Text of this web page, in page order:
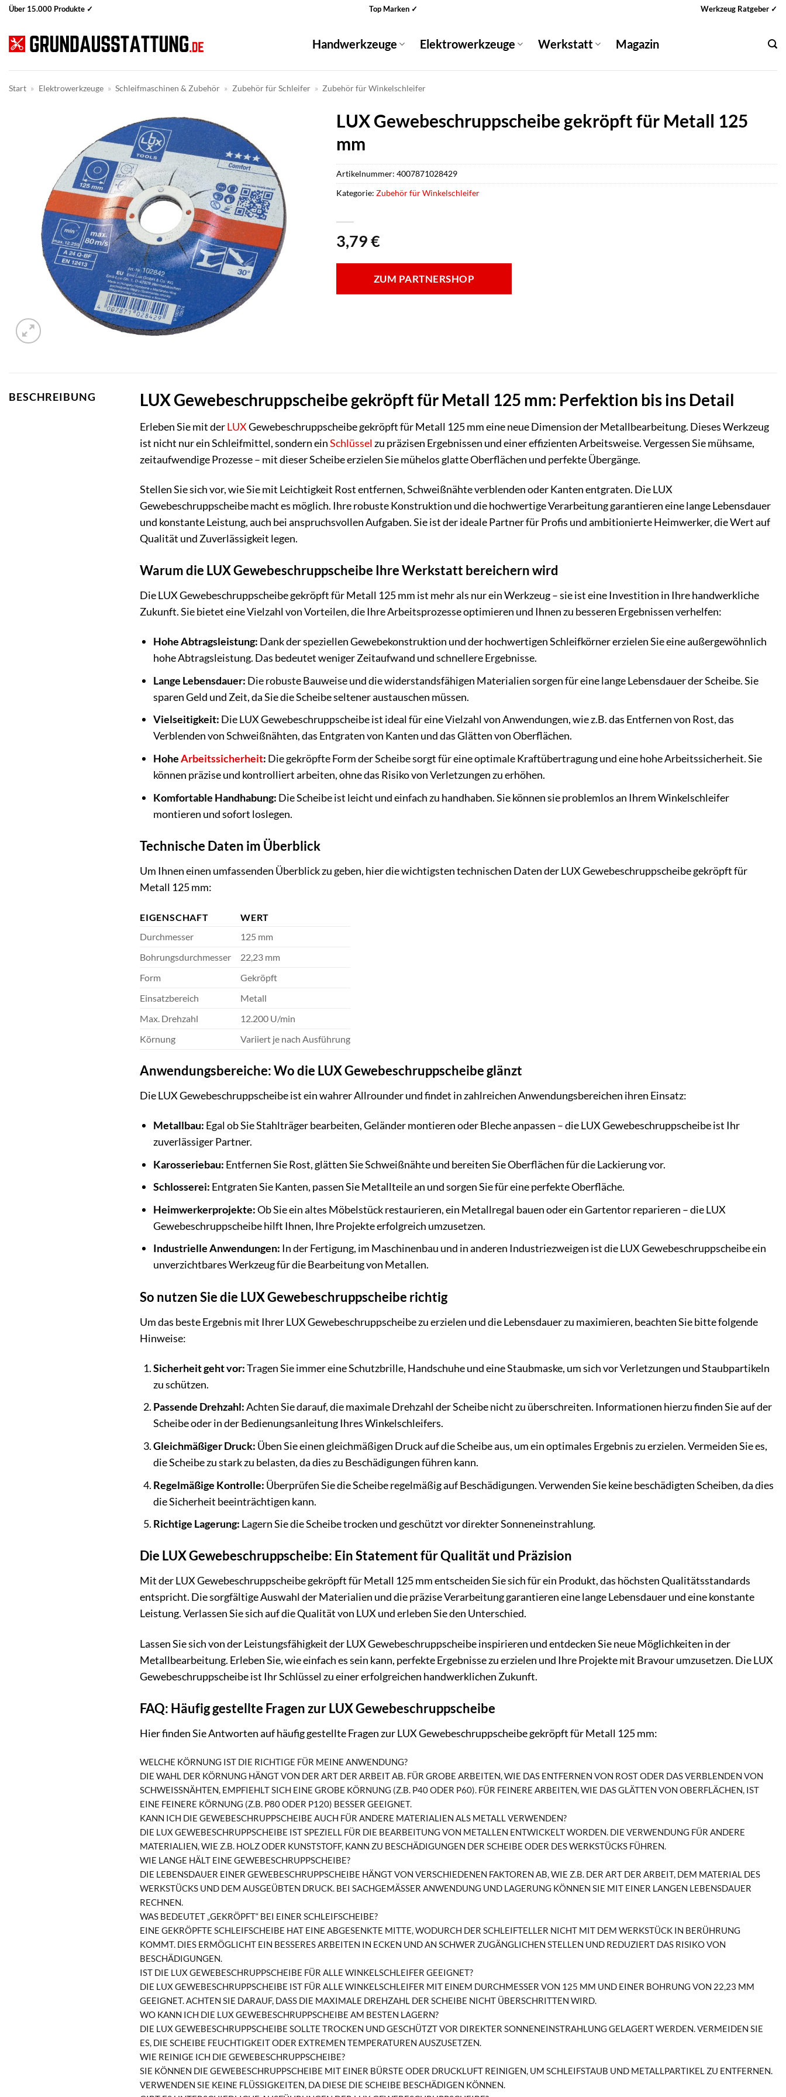
Zum
springen
Über 15.000 Produkte ✓ Top Marken ✓ Werkzeug Ratgeber ✓
Handwerkzeuge Elektrowerkzeuge Werkstatt Magazin
Start » Elektrowerkzeuge » Schleifmaschinen & Zubehör » Zubehör für Schleifer » Zubehör für Winkelschleifer
LUX Gewebeschruppscheibe gekröpft für Metall 125
mm
3,79€
ZUM PARTNERSHOP
Artikelnummer: 4007871028429
Kategorie: Zubehör für Winkelschleifer
BESCHREIBUNG LUX Gewebeschruppscheibe gekröpft für Metall 125 mm: Perfektion bis ins Detail
Erleben Sie mit derLUXGewebeschruppscheibe gekröpft für Metall 125 mm eine neue Dimension der Metallbearbeitung. Dieses Werkzeug
ist nicht nur ein Schleifmittel, sondern einSchlüsselzu präzisen Ergebnissen und einer effizienten Arbeitsweise. Vergessen Sie mühsame,
zeitaufwendige Prozesse – mit dieser Scheibe erzielen Sie mühelos glatte Oberflächen und perfekte Übergänge.
Stellen Sie sich vor, wie Sie mit Leichtigkeit Rost entfernen, Schweißnähte verblenden oder Kanten entgraten. Die LUX
Gewebeschruppscheibe macht es möglich. Ihre robuste Konstruktion und die hochwertige Verarbeitung garantieren eine lange Lebensdauer
und konstante Leistung, auch bei anspruchsvollen Aufgaben. Sie ist der ideale Partner für Profis und ambitionierte Heimwerker, die Wert auf
Qualität und Zuverlässigkeit legen.
Warum die LUX Gewebeschruppscheibe Ihre Werkstatt bereichern wird
Die LUX Gewebeschruppscheibe gekröpft für Metall 125 mm ist mehr als nur ein Werkzeug – sie ist eine Investition in Ihre handwerkliche
Zukunft. Sie bietet eine Vielzahl von Vorteilen, die Ihre Arbeitsprozesse optimieren und Ihnen zu besseren Ergebnissen verhelfen:
Hohe Abtragsleistung: Dank der speziellen Gewebekonstruktion und der hochwertigen Schleifkörner erzielen Sie eine außergewöhnlich
hohe Abtragsleistung. Das bedeutet weniger Zeitaufwand und schnellere Ergebnisse.
Lange Lebensdauer: Die robuste Bauweise und die widerstandsfähigen Materialien sorgen für eine lange Lebensdauer der Scheibe. Sie
sparen Geld und Zeit, da Sie die Scheibe seltener austauschen müssen.
Vielseitigkeit: Die LUX Gewebeschruppscheibe ist ideal für eine Vielzahl von Anwendungen, wie z.B. das Entfernen von Rost, das
Verblenden von Schweißnähten, das Entgraten von Kanten und das Glätten von Oberflächen.
HoheArbeitssicherheit: Die gekröpfte Form der Scheibe sorgt für eine optimale Kraftübertragung und eine hohe Arbeitssicherheit. Sie
können präzise und kontrolliert arbeiten, ohne das Risiko von Verletzungen zu erhöhen.
Komfortable Handhabung: Die Scheibe ist leicht und einfach zu handhaben. Sie können sie problemlos an Ihrem Winkelschleifer
montieren und sofort loslegen.
Technische Daten im Überblick
Um Ihnen einen umfassenden Überblick zu geben, hier die wichtigsten technischen Daten der LUX Gewebeschruppscheibe gekröpft für
Metall 125 mm:
EIGENSCHAFT
WERT
Durchmesser
125 mm
Bohrungsdurchmesser
22,23 mm
Form
Gekröpft
Einsatzbereich
Metall
Max. Drehzahl
12.200 U/min
Körnung
Variiert je nach Ausführung
Anwendungsbereiche: Wo die LUX Gewebeschruppscheibe glänzt
Die LUX Gewebeschruppscheibe ist ein wahrer Allrounder und findet in zahlreichen Anwendungsbereichen ihren Einsatz:
Metallbau: Egal ob Sie Stahlträger bearbeiten, Geländer montieren oder Bleche anpassen – die LUX Gewebeschruppscheibe ist Ihr
zuverlässiger Partner.
Karosseriebau: Entfernen Sie Rost, glätten Sie Schweißnähte und bereiten Sie Oberflächen für die Lackierung vor.
Schlosserei: Entgraten Sie Kanten, passen Sie Metallteile an und sorgen Sie für eine perfekte Oberfläche.
Heimwerkerprojekte:Ob Sie ein altes Möbelstück restaurieren, ein Metallregal bauen oder ein Gartentor reparieren – die LUX
Gewebeschruppscheibe hilft Ihnen, Ihre Projekte erfolgreich umzusetzen.
Industrielle Anwendungen: In der Fertigung, im Maschinenbau und in anderen Industriezweigen ist die LUX Gewebeschruppscheibe ein
unverzichtbares Werkzeug für die Bearbeitung von Metallen.
So nutzen Sie die LUX Gewebeschruppscheibe richtig
Um das beste Ergebnis mit Ihrer LUX Gewebeschruppscheibe zu erzielen und die Lebensdauer zu maximieren, beachten Sie bitte folgende
Hinweise:
Sicherheit geht vor:Tragen Sie immer eine Schutzbrille, Handschuhe und eine Staubmaske, um sich vor Verletzungen und Staubpartikeln
zu schützen.
Passende Drehzahl:Achten Sie darauf, die maximale Drehzahl der Scheibe nicht zu überschreiten. Informationen hierzu finden Sie auf der
Scheibe oder in der Bedienungsanleitung Ihres Winkelschleifers.
Gleichmäßiger Druck: Üben Sie einen gleichmäßigen Druck auf die Scheibe aus, um ein optimales Ergebnis zu erzielen. Vermeiden Sie es,
die Scheibe zu stark zu belasten, da dies zu Beschädigungen führen kann.
Regelmäßige Kontrolle: Überprüfen Sie die Scheibe regelmäßig auf Beschädigungen. Verwenden Sie keine beschädigten Scheiben, da dies
die Sicherheit beeinträchtigen kann.
Richtige Lagerung: Lagern Sie die Scheibe trocken und geschützt vor direkter Sonneneinstrahlung.
Die LUX Gewebeschruppscheibe: Ein Statement für Qualität und Präzision
Mit der LUX Gewebeschruppscheibe gekröpft für Metall 125 mm entscheiden Sie sich für ein Produkt, das höchsten Qualitätsstandards
entspricht. Die sorgfältige Auswahl der Materialien und die präzise Verarbeitung garantieren eine lange Lebensdauer und eine konstante
Leistung. Verlassen Sie sich auf die Qualität von LUX und erleben Sie den Unterschied.
Lassen Sie sich von der Leistungsfähigkeit der LUX Gewebeschruppscheibe inspirieren und entdecken Sie neue Möglichkeiten in der
Metallbearbeitung. Erleben Sie, wie einfach es sein kann, perfekte Ergebnisse zu erzielen und Ihre Projekte mit Bravour umzusetzen. Die LUX
Gewebeschruppscheibe ist Ihr Schlüssel zu einer erfolgreichen handwerklichen Zukunft.
FAQ: Häufig gestellte Fragen zur LUX Gewebeschruppscheibe
Hier finden Sie Antworten auf häufig gestellte Fragen zur LUX Gewebeschruppscheibe gekröpft für Metall 125 mm:
WELCHE KÖRNUNG IST DIE RICHTIGE FÜR MEINE ANWENDUNG?
DIE WAHL DER KÖRNUNG HÄNGT VON DER ART DER ARBEIT AB. FÜR GROBE ARBEITEN, WIE DAS ENTFERNEN VON ROST ODER DAS VERBLENDEN VON
SCHWEISSNÄHTEN, EMPFIEHLT SICH EINE GROBE KÖRNUNG (Z.B. P40 ODER P60). FÜR FEINERE ARBEITEN, WIE DAS GLÄTTEN VON OBERFLÄCHEN, IST E
INE FEINERE KÖRNUNG (Z.B. P80 ODER P120) BESSER GEEIGNET.
KANN ICH DIE GEWEBESCHRUPPSCHEIBE AUCH FÜR ANDERE MATERIALIEN ALS METALL VERWENDEN?
DIE LUX GEWEBESCHRUPPSCHEIBE IST SPEZIELL FÜR DIE BEARBEITUNG VON METALLEN ENTWICKELT WORDEN. DIE VERWENDUNG FÜR ANDERE
MATERIALIEN, WIE Z.B. HOLZ ODER KUNSTSTOFF, KANN ZU BESCHÄDIGUNGEN DER SCHEIBE ODER DES WERKSTÜCKS FÜHREN.
WIE LANGE HÄLT EINE GEWEBESCHRUPPSCHEIBE?
DIE LEBENSDAUER EINER GEWEBESCHRUPPSCHEIBE HÄNGT VON VERSCHIEDENEN FAKTOREN AB, WIE Z.B. DER ART DER ARBEIT, DEM MATERIAL DES
WERKSTÜCKS UND DEM AUSGEÜBTEN DRUCK. BEI SACHGEMÄSSER ANWENDUNG UND LAGERUNG KÖNNEN SIE MIT EINER LANGEN LEBENSDAUER R
ECHNEN.
WAS BEDEUTET „GEKRÖPFT“ BEI EINER SCHLEIFSCHEIBE?
EINE GEKRÖPFTE SCHLEIFSCHEIBE HAT EINE ABGESENKTE MITTE, WODURCH DER SCHLEIFTELLER NICHT MIT DEM WERKSTÜCK IN BERÜHRUNG
KOMMT. DIES ERMÖGLICHT EIN BESSERES ARBEITEN IN ECKEN UND AN SCHWER ZUGÄNGLICHEN STELLEN UND REDUZIERT DAS RISIKO VON
BESCHÄDIGUNGEN.
IST DIE LUX GEWEBESCHRUPPSCHEIBE FÜR ALLE WINKELSCHLEIFER GEEIGNET?
DIE LUX GEWEBESCHRUPPSCHEIBE IST FÜR ALLE WINKELSCHLEIFER MIT EINEM DURCHMESSER VON 125 MM UND EINER BOHRUNG VON 22,23 MM
GEEIGNET. ACHTEN SIE DARAUF, DASS DIE MAXIMALE DREHZAHL DER SCHEIBE NICHT ÜBERSCHRITTEN WIRD.
WO KANN ICH DIE LUX GEWEBESCHRUPPSCHEIBE AM BESTEN LAGERN?
DIE LUX GEWEBESCHRUPPSCHEIBE SOLLTE TROCKEN UND GESCHÜTZT VOR DIREKTER SONNENEINSTRAHLUNG GELAGERT WERDEN. VERMEIDEN SIE
ES, DIE SCHEIBE FEUCHTIGKEIT ODER EXTREMEN TEMPERATUREN AUSZUSETZEN.
WIE REINIGE ICH DIE GEWEBESCHRUPPSCHEIBE?
SIE KÖNNEN DIE GEWEBESCHRUPPSCHEIBE MIT EINER BÜRSTE ODER DRUCKLUFT REINIGEN, UM SCHLEIFSTAUB UND METALLPARTIKEL ZU ENTFERNEN.
VERWENDEN SIE KEINE FLÜSSIGKEITEN, DA DIESE DIE SCHEIBE BESCHÄDIGEN KÖNNEN.